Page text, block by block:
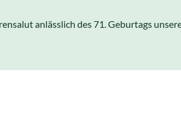
anlässlich des 71. Geburtags